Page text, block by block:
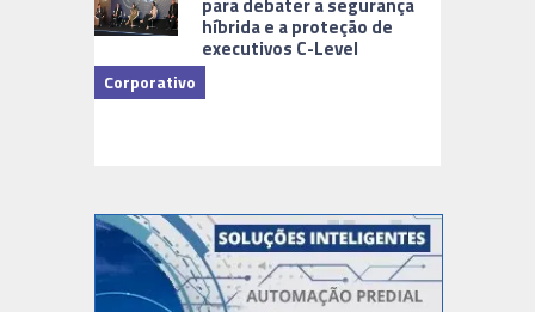
híbrida e a proteção de
executivos C-Level
Corporativo